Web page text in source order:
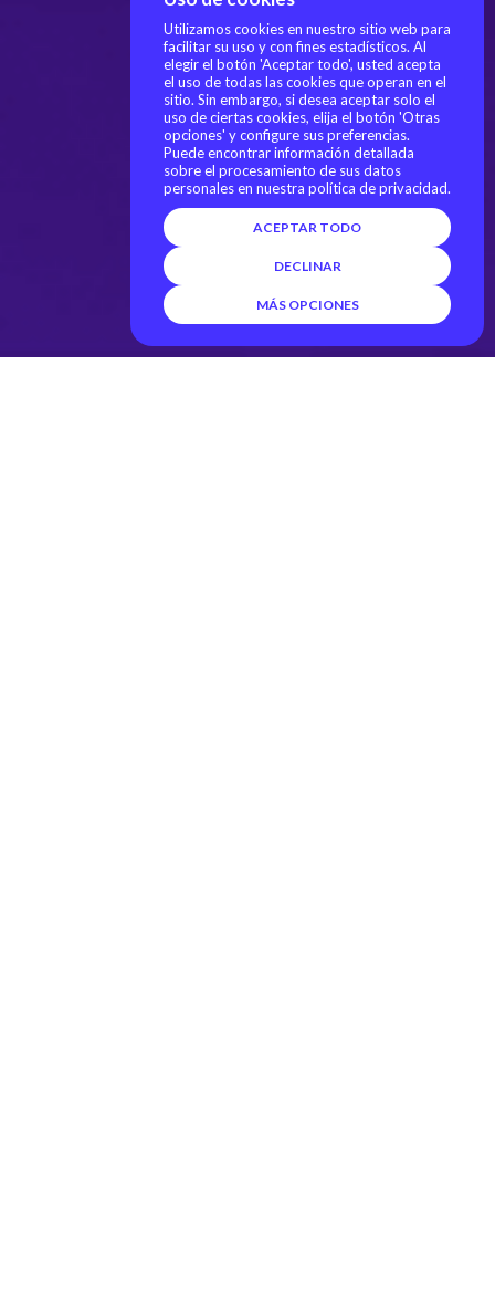
Utilizamos cookies en nuestro sitio web para
facilitar su uso y con fines estadísticos. Al
elegir el botón 'Aceptar todo', usted acepta
el uso de todas las cookies que operan en el
sitio. Sin embargo, si desea aceptar solo el
uso de ciertas cookies, elija el botón 'Otras
opciones' y configure sus preferencias.
Puede encontrar información detallada
sobre el procesamiento de sus datos
personales en nuestra política de privacidad.
ACEPTAR TODO
DECLINAR
MÁS OPCIONES